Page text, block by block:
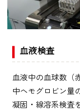
血液検査
血液中の血球数（
中ヘモグロビン量
凝固・線溶系検査